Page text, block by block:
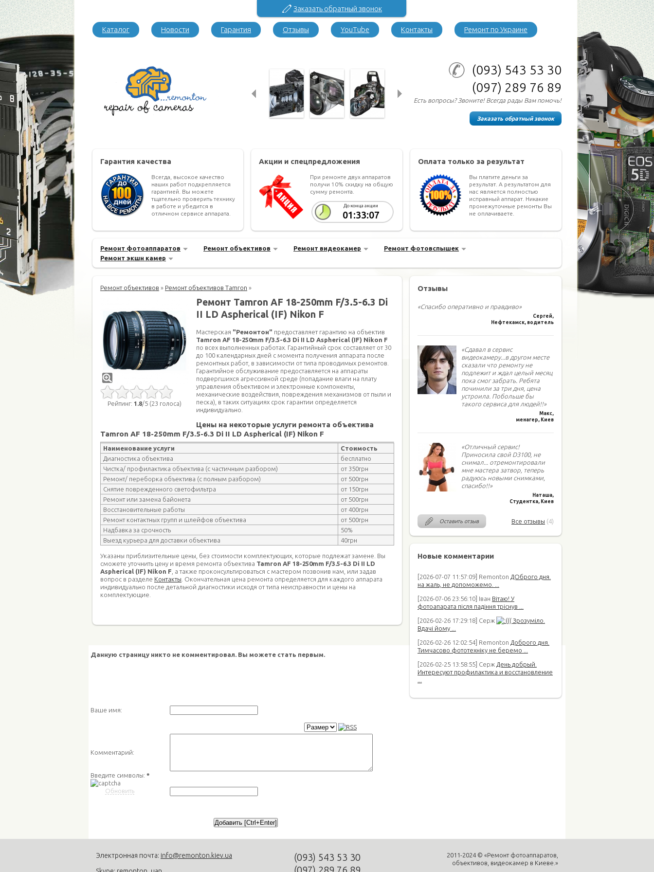
Каталог Новости Гарантия Отзывы YouTube Контакты Ремонт по Украине
(093) 543 53 30
(097) 289 76 89
Есть вопросы? Звоните! Всегда рады Вам помочь!
Заказать обратный звонок
Гарантия качества
Всегда, высокое качество
наших работ подкрепляется
гарантией. Вы можете
тщательно проверить технику
в работе и убедится в
отличном сервисе аппарата.
Акции и спецпредложения
При ремонте двух аппаратов
получи 10% скидку на общую
сумму ремонта.
До конца акции
01:33:07
Оплата только за результат
Вы платите деньги за
результат. А результатом для
нас является полностью
исправный аппарат. Никакие
промежуточные ремонты Вы
не оплачиваете.
Ремонт фотоаппаратов Ремонт объективов Ремонт видеокамер
Ремонт фотовспышек
Ремонт экшн камер
Отзывы
«Спасибо оперативно и правдиво»
Сергей,
Нефтекамск, водитель
«Сдавал в сервис
видеокамеру...в другом месте
сказали что ремонту не
подлежит и ждал целый месяц
пока смог забрать. Ребята
починили за три дня, цена
устроила. Побольше бы
такого сервиса для людей!!»
Макс,
менагер, Киев
«Отличный сервис!
Приносила свой D3100, не
снимал... отремонтировали
мне мастера затвор, теперь
радуюсь новыми снимками,
спасибо!!»
Наташа,
Студентка, Киев
Оставить отзыв Все отзывы (4)
Новые комментарии
[2026-07-07 11:57:09] Remonton ДОброго дня.
на жаль, не допоможемо. ...
[2026-07-06 23:56:10] Іван Вітаю! У
фотоапарата після падіння тріснув ...
[2026-02-26 17:29:18] Серж
(( Зрозуміло.
Вдачі йому ...
[2026-02-26 12:02:54] Remonton Доброго дня.
Тимчасово фототехніку не беремо ...
[2026-02-25 13:58:55] Серж День добрый.
Интересуют профилактика и восстановление
Ремонт объективов » Ремонт объективов Tamron »
Рейтинг: 1.8/5 (23 голоса)
Ремонт Tamron AF 18-250mm F/3.5-6.3 Di
II LD Aspherical (IF) Nikon F
Мастерская "Ремонтон" предоставляет гарантию на объектив
Tamron AF 18-250mm F/3.5-6.3 Di II LD Aspherical (IF) Nikon F
по всех выполненных работах. Гарантийный срок составляет от 30
до 100 календарных дней с момента получения аппарата после
ремонтных работ, в зависимости от типа проводимых ремонтов.
Гарантийное обслуживание предоставляется на аппараты
подвергшихся агрессивной среде (попадание влаги на плату
управления объективом и электронные компоненты,
механические воздействия, повреждения механизмов от пыли и
песка), в таких ситуациях срок гарантии определяется
индивидуально.
Цены на некоторые услуги ремонта объектива
Tamron AF 18-250mm F/3.5-6.3 Di II LD Aspherical (IF) Nikon F
Наименование услуги
Стоимость
Диагностика объектива
бесплатно
Чистка/ профилактика объектива (с частичным разбором)
от 350грн
Ремонт/ переборка объектива (с полным разбором)
от 500грн
Снятие поврежденного светофильтра
от 150грн
Ремонт или замена байонета
от 500грн
Восстановительные работы
от 400грн
Ремонт контактных групп и шлейфов объектива
от 500грн
Надбавка за срочность
50%
Выезд курьера для доставки объектива
40грн
Указаны приблизительные цены, без стоимости комплектующих, которые подлежат замене. Вы
сможете уточнить цену и время ремонта объектива Tamron AF 18-250mm F/3.5-6.3 Di II LD
Aspherical (IF) Nikon F , а также проконсультироваться с мастером позвонив нам, или задав
вопрос в разделе Контакты . Окончательная цена ремонта определяется для каждого аппарата
индивидуально после детальной диагностики исходя от типа неисправности и цены на
комплектующие.
Данную страницу никто не комментировал. Вы можете стать первым.
Ваше имя:
Комментарий:
Введите символы: *
Обновить
Электронная почта: info@remonton.kiev.ua
2011-2024 © «Ремонт фотоаппаратов,
объективов, видеокамер в Киеве.»
(093) 543 53 30
Заказать обратный звонок